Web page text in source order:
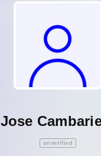
Jose
unverified